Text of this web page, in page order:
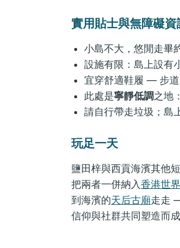
實用貼士與無障礙資
小島不大，悠閒走畢
設施有限：島上設有
宜穿舒適鞋履 — 步道
此處是寧靜低調之地
請自行帶走垃圾；島
玩足一天
鹽田梓與西貢海濱其他
把兩者一併納入 香港世
到海濱的天后古廟走走
信仰與社群共同塑造而成